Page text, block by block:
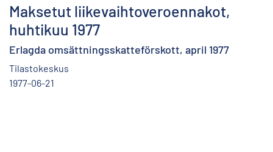
Maksetut liikevaihtoveroennakot,
huhtikuu 1977
Erlagda omsättningsskatteförskott, april 1977
Tilastokeskus
1977-06-21